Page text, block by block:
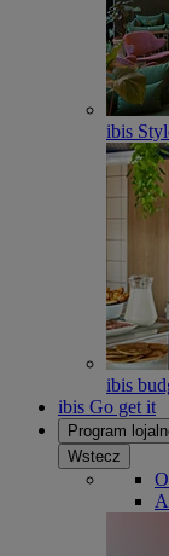
ibis
ibis
ibis Go get it
Program
Wstecz